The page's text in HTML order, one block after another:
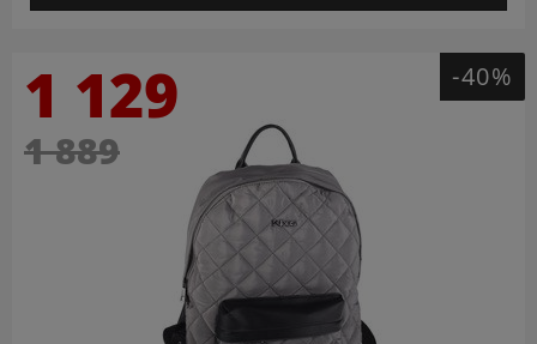
1 129
1 889
-40%